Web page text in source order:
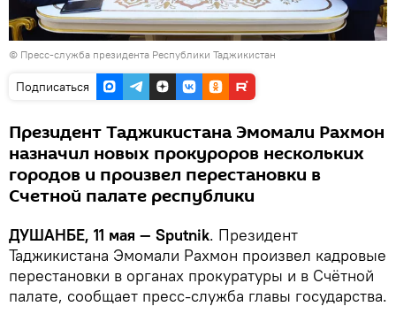
© Пресс-служба президента Республики Таджикистан
Подписаться
Президент Таджикистана Эмомали Рахмон
назначил новых прокуроров нескольких
городов и произвел перестановки в
Счетной палате республики
ДУШАНБЕ, 11 мая — Sputnik. Президент
Таджикистана Эмомали Рахмон произвел кадровые
перестановки в органах прокуратуры и в Счётной
палате, сообщает пресс-служба главы государства.